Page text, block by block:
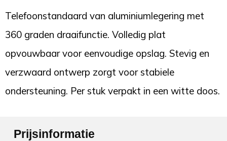
Telefoonstandaard van aluminiumlegering met
360 graden draaifunctie. Volledig plat
opvouwbaar voor eenvoudige opslag. Stevig en
verzwaard ontwerp zorgt voor stabiele
ondersteuning. Per stuk verpakt in een witte doos.
Prijsinformatie